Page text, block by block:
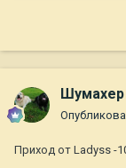
Шумахер
Приход от Ladyss -